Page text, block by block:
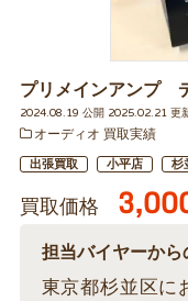
プリメインアンプ
2024.08.19 公開 2025.02.21 更
オーディオ 買取実績
出張買取 小平店 杉
買取価格
担当バイヤーから
東京都杉並区に